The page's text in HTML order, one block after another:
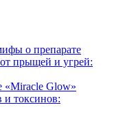
о препарате
прыщей и угрей:
«Miracle Glow»
и токсинов: